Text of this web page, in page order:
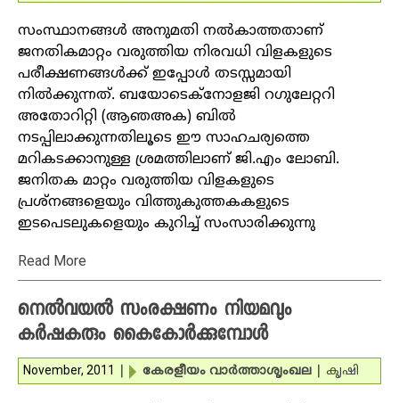
സംസ്ഥാനങ്ങള്‍ അനുമതി നല്‍കാത്തതാണ്
ജനതികമാറ്റം വരുത്തിയ നിരവധി വിളകളുടെ
പരീക്ഷണങ്ങള്‍ക്ക് ഇപ്പോള്‍ തടസ്സമായി
നില്‍ക്കുന്നത്. ബയോടെക്‌നോളജി റഗുലേറ്ററി
അതോറിറ്റി (ആഞഅക) ബില്‍
നടപ്പിലാക്കുന്നതിലൂടെ ഈ സാഹചര്യത്തെ
മറികടക്കാനുള്ള ശ്രമത്തിലാണ് ജി.എം ലോബി.
ജനിതക മാറ്റം വരുത്തിയ വിളകളുടെ
പ്രശ്‌നങ്ങളെയും വിത്തുകുത്തകകളുടെ
ഇടപെടലുകളെയും കുറിച്ച് സംസാരിക്കുന്നു
Read More
നെല്‍വയല്‍ സംരക്ഷണം നിയമവും
കര്‍ഷകരും കൈകോര്‍ക്കുമ്പോള്‍
November, 2011 കേരളീയം വാര്‍ത്താശൃംഖല കൃഷി